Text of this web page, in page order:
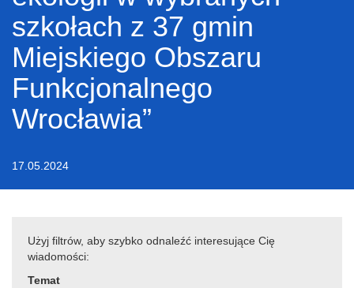
szkołach z 37 gmin
Miejskiego Obszaru
Funkcjonalnego
Wrocławia”
17.05.2024
Użyj filtrów, aby szybko odnaleźć interesujące Cię
wiadomości:
Temat